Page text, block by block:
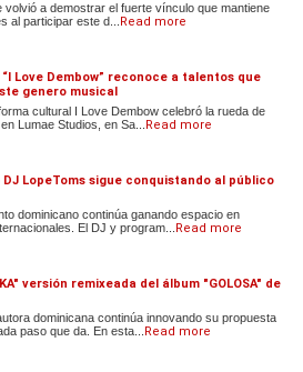
volvió a demostrar el fuerte vínculo que mantiene
al participar este d...
Read more
Love Dembow” reconoce a talentos que
genero musical
cultural I Love Dembow celebró la rueda de
Lumae Studios, en Sa...
Read more
DJ LopeToms sigue conquistando al público
dominicano continúa ganando espacio en
El DJ y program...
Read more
versión remixeada del álbum "GOLOSA" de
dominicana continúa innovando su propuesta
paso que da. En esta...
Read more